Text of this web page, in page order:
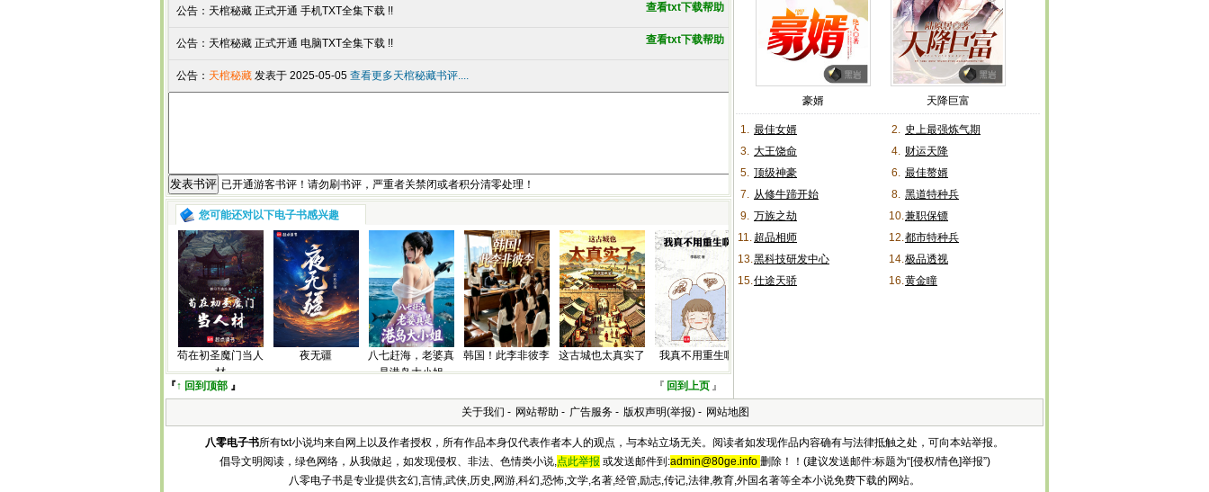
查看txt下载帮助
公告： 天棺秘藏 正式开通 手机TXT全集下载 !!
查看txt下载帮助
公告： 天棺秘藏 正式开通 电脑TXT全集下载 !!
公告： 天棺秘藏 发表于 2025-05-05 查看更多天棺秘藏书评....
已开通游客书评！请勿刷书评，严重者关禁闭或者积分清零处理！
您可能还对以下电子书感兴趣
苟在初圣魔门当人
材
夜无疆
八七赶海，老婆真
是港岛大小姐
韩国！此李非彼李 这古城也太真实了 我真不用重生啊
『↑ 回到顶部 』 『 回到上页 』
豪婿 天降巨富
1. 最佳女婿 2. 史上最强炼气期
3. 大王饶命 4. 财运天降
5. 顶级神豪 6. 最佳赘婿
7. 从修牛蹄开始 8. 黑道特种兵
9. 万族之劫 10.兼职保镖
11. 超品相师 12.都市特种兵
13.黑科技研发中心 14.极品透视
15.仕途天骄 16.黄金瞳
关于我们 - 网站帮助 - 广告服务 - 版权声明(举报) - 网站地图
八零电子书所有txt小说均来自网上以及作者授权，所有作品本身仅代表作者本人的观点，与本站立场无关。阅读者如发现作品内容确有与法律抵触之处，可向本站举报。
倡导文明阅读，绿色网络，从我做起，如发现侵权、非法、色情类小说,点此举报 或发送邮件到:admin@80ge.info 删除！！(建议发送邮件:标题为“[侵权/情色]举报”)
八零电子书是专业提供玄幻,言情,武侠,历史,网游,科幻,恐怖,文学,名著,经管,励志,传记,法律,教育,外国名著等全本小说免费下载的网站。